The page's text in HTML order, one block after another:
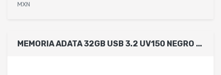
MXN
MEMORIA ADATA 32GB USB 3.2 UV150 NEGRO (AUV150-32G-RBK)